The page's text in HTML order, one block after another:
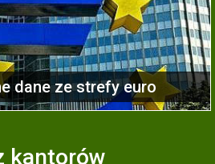
dane ze strefy euro
kantorów